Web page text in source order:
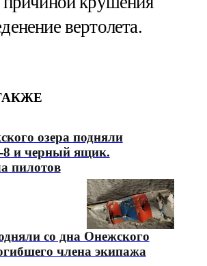
вертолета.
озера подняли
и черный ящик.
пилотов
со дна Онежского
члена экипажа